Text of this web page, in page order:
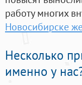
работу многих
Новосибирске
Несколько
именно у